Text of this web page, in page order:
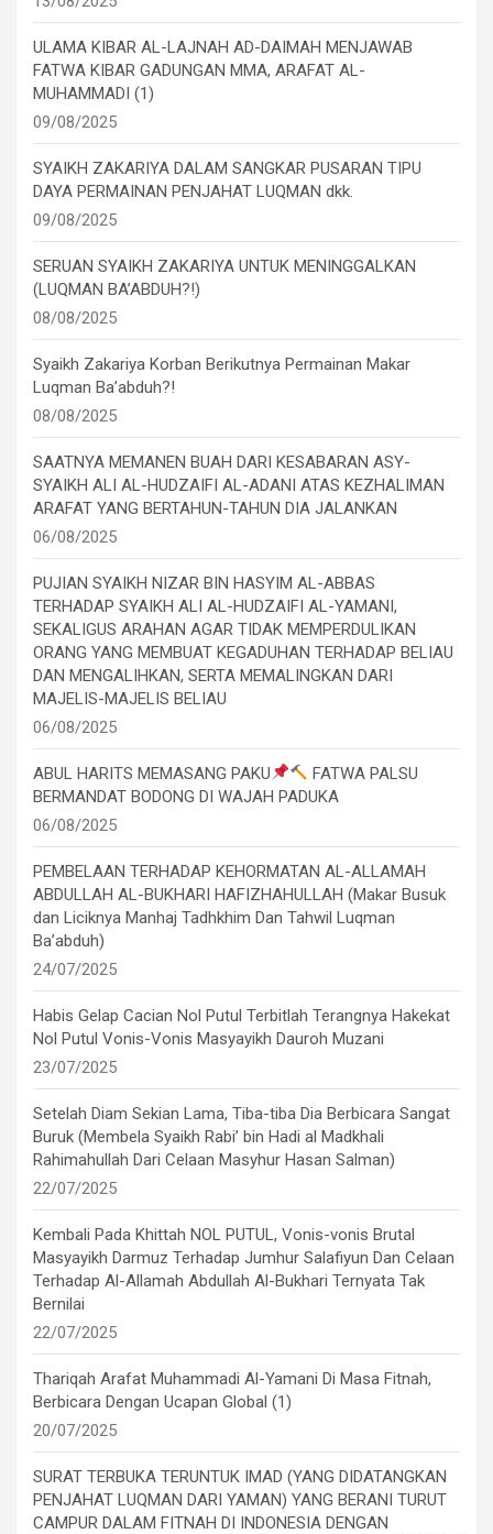
ULAMA KIBAR AL-LAJNAH AD-DAIMAH MENJAWAB
FATWA KIBAR GADUNGAN MMA, ARAFAT AL-
MUHAMMADI (1)
09/08/2025
SYAIKH ZAKARIYA DALAM SANGKAR PUSARAN TIPU
DAYA PERMAINAN PENJAHAT LUQMAN dkk.
09/08/2025
SERUAN SYAIKH ZAKARIYA UNTUK MENINGGALKAN
(LUQMAN BA’ABDUH?!)
08/08/2025
Syaikh Zakariya Korban Berikutnya Permainan Makar
Luqman Ba’abduh?!
08/08/2025
SAATNYA MEMANEN BUAH DARI KESABARAN ASY-
SYAIKH ALI AL-HUDZAIFI AL-ADANI ATAS KEZHALIMAN
ARAFAT YANG BERTAHUN-TAHUN DIA JALANKAN
06/08/2025
PUJIAN SYAIKH NIZAR BIN HASYIM AL-ABBAS
TERHADAP SYAIKH ALI AL-HUDZAIFI AL-YAMANI,
SEKALIGUS ARAHAN AGAR TIDAK MEMPERDULIKAN
ORANG YANG MEMBUAT KEGADUHAN TERHADAP BELIAU
DAN MENGALIHKAN, SERTA MEMALINGKAN DARI
MAJELIS-MAJELIS BELIAU
06/08/2025
ABUL HARITS MEMASANG PAKU
FATWA PALSU
BERMANDAT BODONG DI WAJAH PADUKA
06/08/2025
PEMBELAAN TERHADAP KEHORMATAN AL-ALLAMAH
ABDULLAH AL-BUKHARI HAFIZHAHULLAH (Makar Busuk
dan Liciknya Manhaj Tadhkhim Dan Tahwil Luqman
Ba’abduh)
24/07/2025
Habis Gelap Cacian Nol Putul Terbitlah Terangnya Hakekat
Nol Putul Vonis-Vonis Masyayikh Dauroh Muzani
23/07/2025
Setelah Diam Sekian Lama, Tiba-tiba Dia Berbicara Sangat
Buruk (Membela Syaikh Rabi’ bin Hadi al Madkhali
Rahimahullah Dari Celaan Masyhur Hasan Salman)
22/07/2025
Kembali Pada Khittah NOL PUTUL, Vonis-vonis Brutal
Masyayikh Darmuz Terhadap Jumhur Salafiyun Dan Celaan
Terhadap Al-Allamah Abdullah Al-Bukhari Ternyata Tak
Bernilai
22/07/2025
Thariqah Arafat Muhammadi Al-Yamani Di Masa Fitnah,
Berbicara Dengan Ucapan Global (1)
20/07/2025
SURAT TERBUKA TERUNTUK IMAD (YANG DIDATANGKAN
PENJAHAT LUQMAN DARI YAMAN) YANG BERANI TURUT
CAMPUR DALAM FITNAH DI INDONESIA DENGAN